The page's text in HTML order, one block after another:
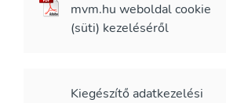
mvm.hu weboldal cookie
(süti) kezeléséről
Kiegészítő adatkezelési